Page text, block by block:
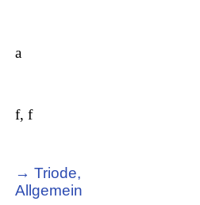
a
f, f
→ Triode,
Allgemein